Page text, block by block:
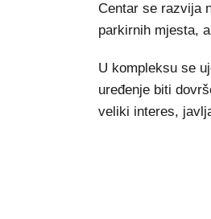
Centar se razvija
parkirnih mjesta,
U kompleksu se
uređenje biti
veliki interes,